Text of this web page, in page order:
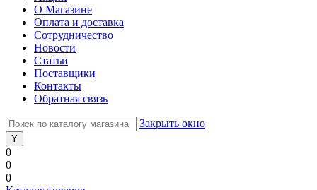
О Магазине
Оплата и доставка
Сотрудничество
Новости
Статьи
Поставщики
Контакты
Обратная связь
Закрыть окно
0
0
0